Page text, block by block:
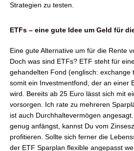
Strategien zu testen.
ETFs – eine gute Idee um Geld für
Eine gute Alternative um für die Rente
Doch was sind ETFs? ETF steht für
gehandelten Fond (englisch: exchange
somit ein Investmentfond, der an einer
wird. Bereits ab 25 Euro lässt sich mit
vorsorgen. Ich rate zu mehreren
ist auch Durchhaltevermögen
genug anfängst, kannst Du vom
profitieren. Sollte sich ferner die
der ETF Sparplan flexible angepasst